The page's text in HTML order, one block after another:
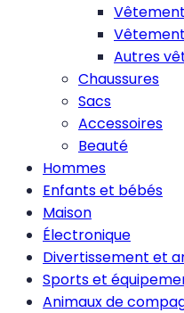
Autres
Chaussures
Sacs
Accessoires
Beauté
Hommes
Enfants et bébés
Maison
Électronique
Divertissement et
Sports et
Animaux de